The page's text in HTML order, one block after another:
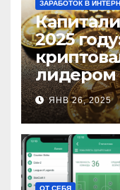
ЗАРАБОТОК В
2025
лидером
ЯНВ 26, 2025
ОТ СЕБЯ